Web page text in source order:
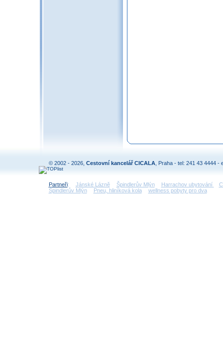
© 2002 - 2026, Cestovní kancelář CICALA , Praha - tel: 241 43 4444 -
Partneři: Jánské Lázně Špindlerův Mlýn Harrachov ubytování
Špindlerův Mlýn
Pneu, hliníková kola wellness pobyty pro dva